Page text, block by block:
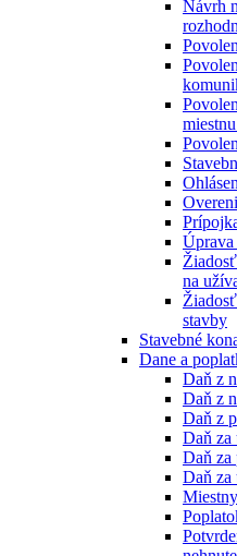
Návrh
Úprava
na
stavby
Stavebné
Dane a
Daň z
Daň z
Daň z
Daň za
Daň za
Daň za